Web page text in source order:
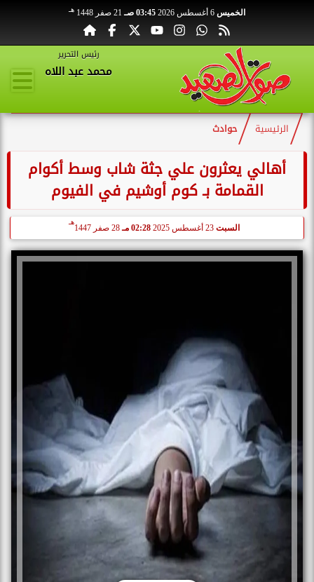
الخميس 03:45 صـ 21 صفر 1448 هـ
رئيس التحرير
محمد عبد اللاه
الرئيسية حوادث
أهالي يعثرون علي جثة شاب وسط أكوام
القمامة بـ كوم أوشيم في الفيوم
السبت 02:28 مـ 28 صفر 1447
هـ